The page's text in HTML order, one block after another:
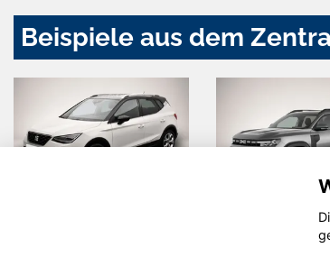
Beispiele aus dem
Octavia